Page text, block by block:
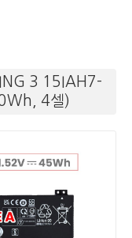
3 15IAH7-
4셀)